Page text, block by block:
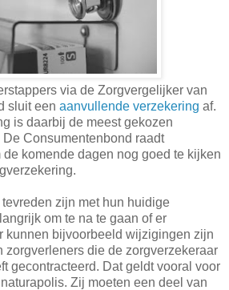
via de Zorgvergelijker van
sluit een aanvullende verzekering af.
is daarbij de meest gekozen
Consumentenbond raadt
komende dagen nog goed te kijken
zijn met hun huidige
om te na te gaan of er
kunnen bijvoorbeeld wijzigingen zijn
zorgverleners die de zorgverzekeraar
gecontracteerd. Dat geldt vooral voor
Zij moeten een deel van